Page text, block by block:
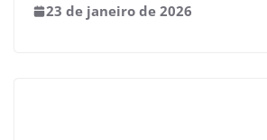
23 de janeiro de 2026